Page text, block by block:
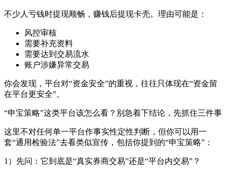
不少人亏钱时提现顺畅，赚钱后提现卡壳。理由可能是：
风控审核
需要补充资料
需要达到交易流水
账户涉嫌异常交易
你会发现，平台对“资金安全”的重视，往往只体现在“资金留
在平台更安全”。
“申宝策略”这类平台该怎么看？别急着下结论，先抓住三件事
这里不对任何单一平台作事实性定性判断，但你可以用一
套“通用检验法”去看类似宣传，包括你提到的“申宝策略”：
1）先问：它到底是“真实券商交易”还是“平台内交易”？